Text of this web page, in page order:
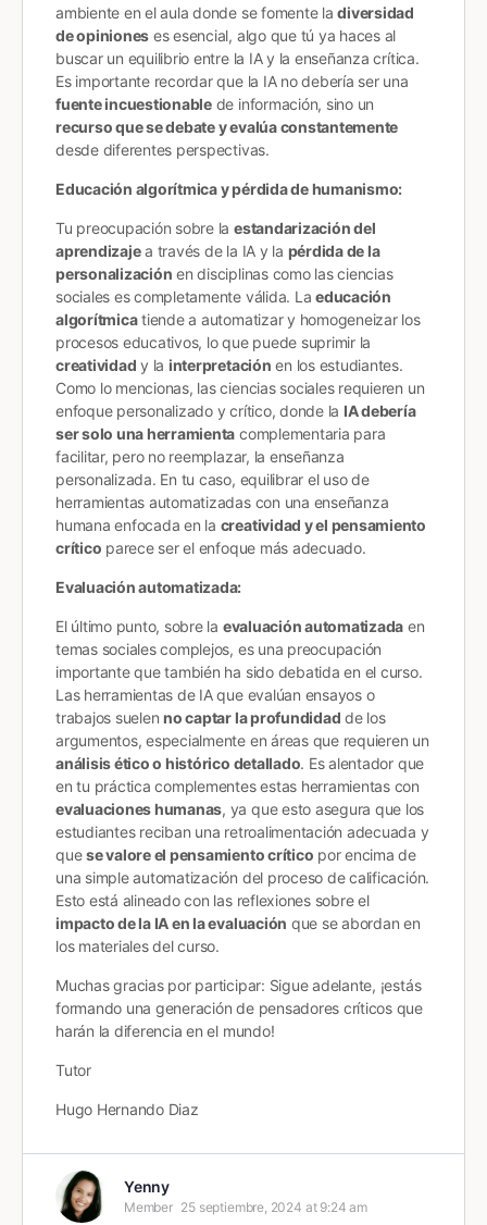
ambiente en el aula donde se fomente ladiversidad
de opiniones es esencial, algo que tú ya haces al
buscar un equilibrio entre la IA y la enseñanza crítica.
Es importante recordar que la IA no debería ser una
fuente incuestionablede información, sino un
recurso que se debate y evalúa constantemente
desde diferentes perspectivas​.
Educación algorítmica y pérdida de humanismo:
Tu preocupación sobre la estandarización del
aprendizajea través de la IA y la pérdida de la
personalización en disciplinas como las ciencias
sociales es completamente válida. Laeducación
algorítmicatiende a automatizar y homogeneizar los
procesos educativos, lo que puede suprimir la
creatividad y la interpretación en los estudiantes.
Como lo mencionas, las ciencias sociales requieren un
enfoque personalizado y crítico, donde la IA debería
ser solo una herramienta complementaria para
facilitar, pero no reemplazar, la enseñanza
personalizada​​. En tu caso, equilibrar el uso de
herramientas automatizadas con una enseñanza
humana enfocada en la creatividad y el pensamiento
crítico parece ser el enfoque más adecuado.
Evaluación automatizada:
El último punto, sobre la evaluación automatizada en
temas sociales complejos, es una preocupación
importante que también ha sido debatida en el curso​​.
Las herramientas de IA que evalúan ensayos o
trabajos suelenno captar la profundidad de los
argumentos, especialmente en áreas que requieren un
análisis ético o histórico detallado. Es alentador que
en tu práctica complementes estas herramientas con
evaluaciones humanas, ya que esto asegura que los
estudiantes reciban una retroalimentación adecuada y
quese valore el pensamiento crítico por encima de
una simple automatización del proceso de calificación.
Esto está alineado con las reflexiones sobre el
impacto de la IA en la evaluación que se abordan en
los materiales del curso​.
Muchas gracias por participar: Sigue adelante, ¡estás
formando una generación de pensadores críticos que
harán la diferencia en el mundo!
Tutor
Hugo Hernando Diaz
Yenny
Member 25 septiembre, 2024 at 9:24 am